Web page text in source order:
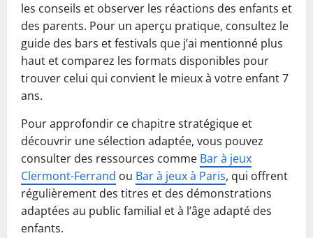
les conseils et observer les réactions des enfants et
des parents. Pour un aperçu pratique, consultez le
guide des bars et festivals que j’ai mentionné plus
haut et comparez les formats disponibles pour
trouver celui qui convient le mieux à votre enfant 7
ans.
Pour approfondir ce chapitre stratégique et
découvrir une sélection adaptée, vous pouvez
consulter des ressources comme Bar à jeux
Clermont-Ferrand ou Bar à jeux à Paris, qui offrent
régulièrement des titres et des démonstrations
adaptées au public familial et à l’âge adapté des
enfants.